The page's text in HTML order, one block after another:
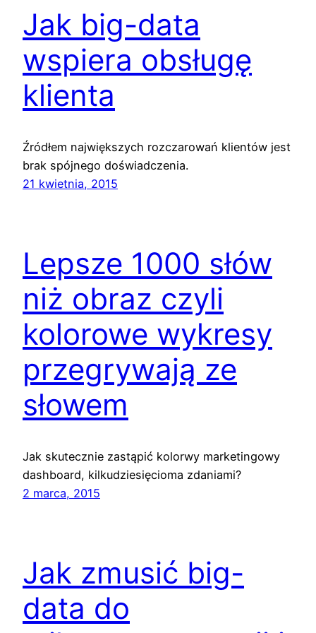
Jak big-data
wspiera obsługę
klienta
Źródłem największych rozczarowań klientów jest
brak spójnego doświadczenia.
21 kwietnia, 2015
Lepsze 1000 słów
niż obraz czyli
kolorowe wykresy
przegrywają ze
słowem
Jak skutecznie zastąpić kolorwy marketingowy
dashboard, kilkudziesięcioma zdaniami?
2 marca, 2015
Jak zmusić big-
data do